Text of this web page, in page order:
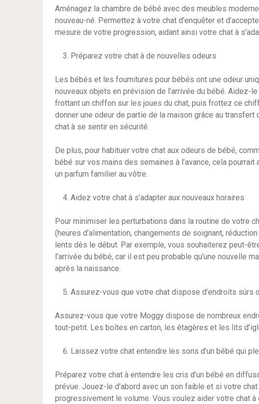
Aménagez la chambre de bébé avec des meubles
nouveau-né. Permettez à votre chat d’enquêter et
mesure de votre progression, aidant ainsi votre chat à
Préparez votre chat à de nouvelles odeurs
Les bébés et les fournitures pour bébés ont une odeur
nouveaux objets en prévision de l’arrivée du bébé. Aidez-
frottant un chiffon sur les joues du chat, puis frottez ce
donner une odeur de partie de la maison grâce au
chat à se sentir en sécurité.
De plus, pour habituer votre chat aux odeurs de bébé,
bébé sur vos mains des semaines à l’avance, cela
un parfum familier au vôtre.
Aidez votre chat à s’adapter aux nouveaux horaires
Pour minimiser les perturbations dans la routine de votre
(heures d’alimentation, changements de soignant,
lents dès le début. Par exemple, vous souhaiterez peut-
l’arrivée du bébé, car il est peu probable qu’une nouvelle
après la naissance.
Assurez-vous que votre chat dispose d’endroits sûrs
Assurez-vous que votre Moggy dispose de nombreux
tout-petit. Les boîtes en carton, les étagères et les lits
Laissez votre chat entendre les sons d’un bébé qui
Préparez votre chat à entendre les cris d’un bébé en
prévue. Jouez-le d’abord avec un son faible et si votre
progressivement le volume. Vous voulez aider votre chat à